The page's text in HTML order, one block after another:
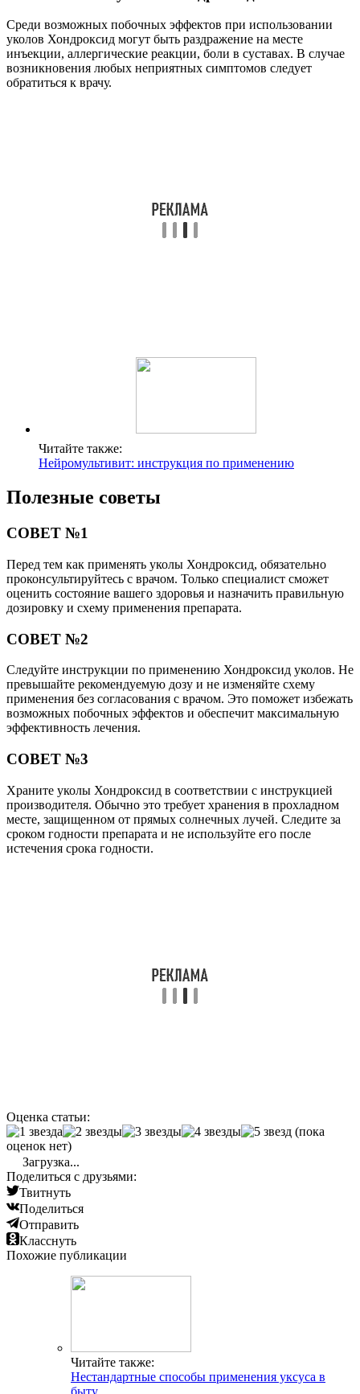
Среди возможных побочных эффектов при использовании
уколов Хондроксид могут быть раздражение на месте
инъекции, аллергические реакции, боли в суставах. В случае
возникновения любых неприятных симптомов следует
обратиться к врачу.
Читайте также:
Нейромультивит: инструкция по применению
Полезные советы
СОВЕТ №1
Перед тем как применять уколы Хондроксид, обязательно
проконсультируйтесь с врачом. Только специалист сможет
оценить состояние вашего здоровья и назначить правильную
дозировку и схему применения препарата.
СОВЕТ №2
Следуйте инструкции по применению Хондроксид уколов. Не
превышайте рекомендуемую дозу и не изменяйте схему
применения без согласования с врачом. Это поможет избежать
возможных побочных эффектов и обеспечит максимальную
эффективность лечения.
СОВЕТ №3
Храните уколы Хондроксид в соответствии с инструкцией
производителя. Обычно это требует хранения в прохладном
месте, защищенном от прямых солнечных лучей. Следите за
сроком годности препарата и не используйте его после
истечения срока годности.
Оценка статьи:
(пока
оценок нет)
Загрузка...
Поделиться с друзьями:
Твитнуть
Поделиться
Отправить
Класснуть
Похожие публикации
Читайте также:
Нестандартные способы применения уксуса в
быту